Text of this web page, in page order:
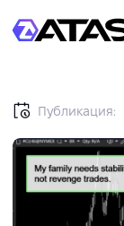
Публикация: